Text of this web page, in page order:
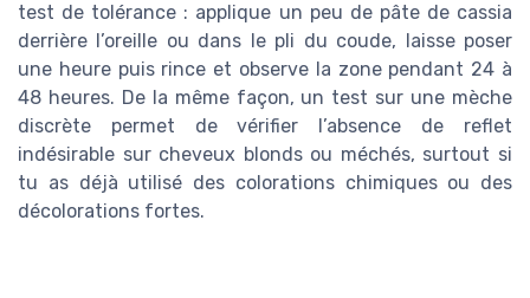
test de tolérance : applique un peu de pâte de cassia
derrière l’oreille ou dans le pli du coude, laisse poser
une heure puis rince et observe la zone pendant 24 à
48 heures. De la même façon, un test sur une mèche
discrète permet de vérifier l’absence de reflet
indésirable sur cheveux blonds ou méchés, surtout si
tu as déjà utilisé des colorations chimiques ou des
décolorations fortes.